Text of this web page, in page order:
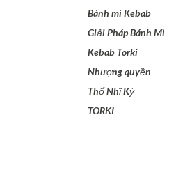
Bánh mì Kebab
Giải Pháp Bánh Mì
Kebab Torki
Nhượng quyền
Thổ Nhĩ Kỳ
TORKI